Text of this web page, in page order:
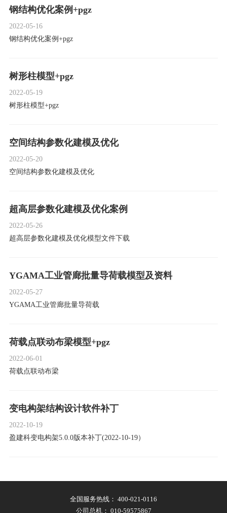
钢结构优化案例+pgz
2022-05-16
钢结构优化案例+pgz
树形柱模型+pgz
2022-05-19
树形柱模型+pgz
空间结构参数化建模及优化
2022-05-20
空间结构参数化建模及优化
超高层参数化建模及优化案例
2022-05-26
超高层参数化建模及优化模型文件下载
YGAMA工业管廊批量导荷载模型及资料
2022-05-27
YGAMA工业管廊批量导荷载
荷载点联动布梁模型+pgz
2022-06-01
荷载点联动布梁
变电构架结构设计软件补丁
2022-10-19
盈建科变电构架5.0.0版本补丁(2022-10-19）
全国服务热线： 400-021-0116
公司总机： 010-59575867